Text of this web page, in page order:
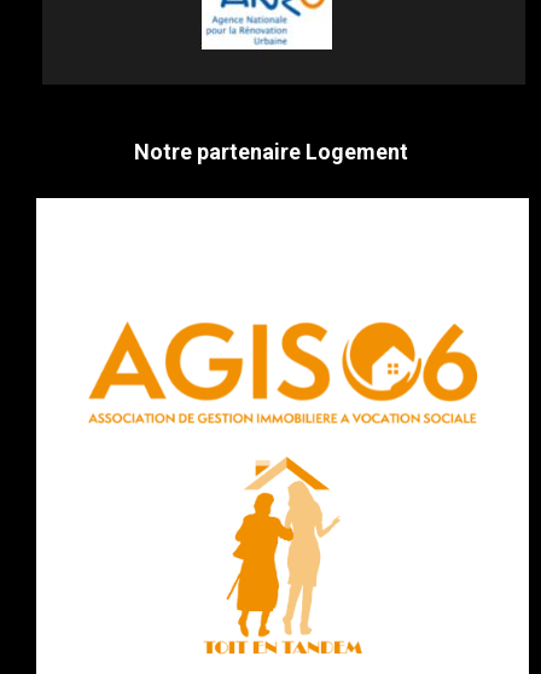
Notre partenaire Logement